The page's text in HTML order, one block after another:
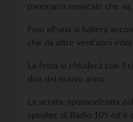
panorama musicale che
Fino all’una si ballerà
che da oltre vent’anni
La festa si chiuderà con il
due del nuovo anno.
La serata, sponsorizzata
speaker di Radio 105 ed è